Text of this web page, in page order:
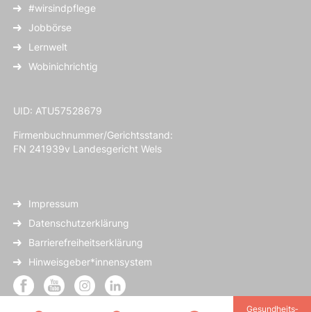
Gesundheits­
#wirsindpflege
Jobbörse
Lernwelt
Wobinichrichtig
UID: ATU57528679
Firmenbuchnummer/Gerichtsstand:
FN 241939v Landesgericht Wels
Impressum
Datenschutzerklärung
Barrierefreiheitserklärung
Hinweisgeber*innensystem